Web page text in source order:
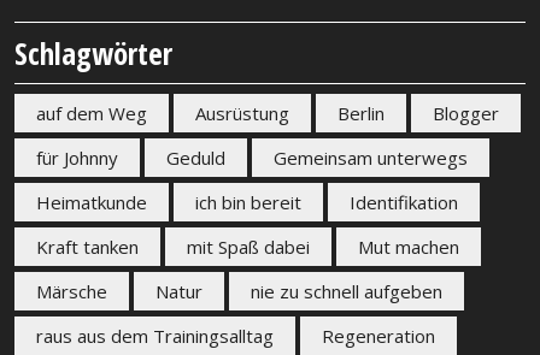
Schlagwörter
auf dem Weg Ausrüstung Berlin
Blogger
für Johnny
Geduld
Gemeinsam unterwegs
Heimatkunde
ich bin bereit
Identifikation
Kraft tanken
mit Spaß dabei
Mut machen
Märsche
Natur
nie zu schnell aufgeben
raus aus dem Trainingsalltag
Regeneration